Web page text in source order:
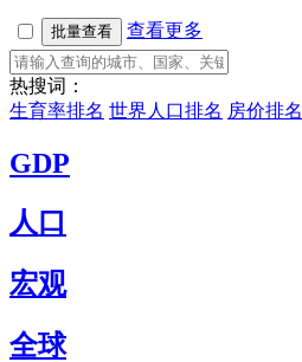
批量查看 查看更多
热搜词：
生育率排名 世界人口排名 房价排名
GDP
人口
宏观
全球